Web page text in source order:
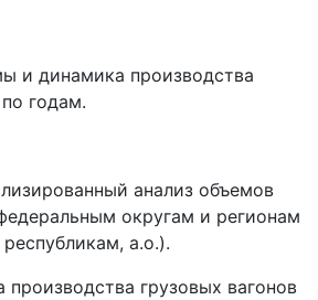
и динамика производства
годам.
анализ объемов
округам и регионам
а.о.).
производства грузовых вагонов